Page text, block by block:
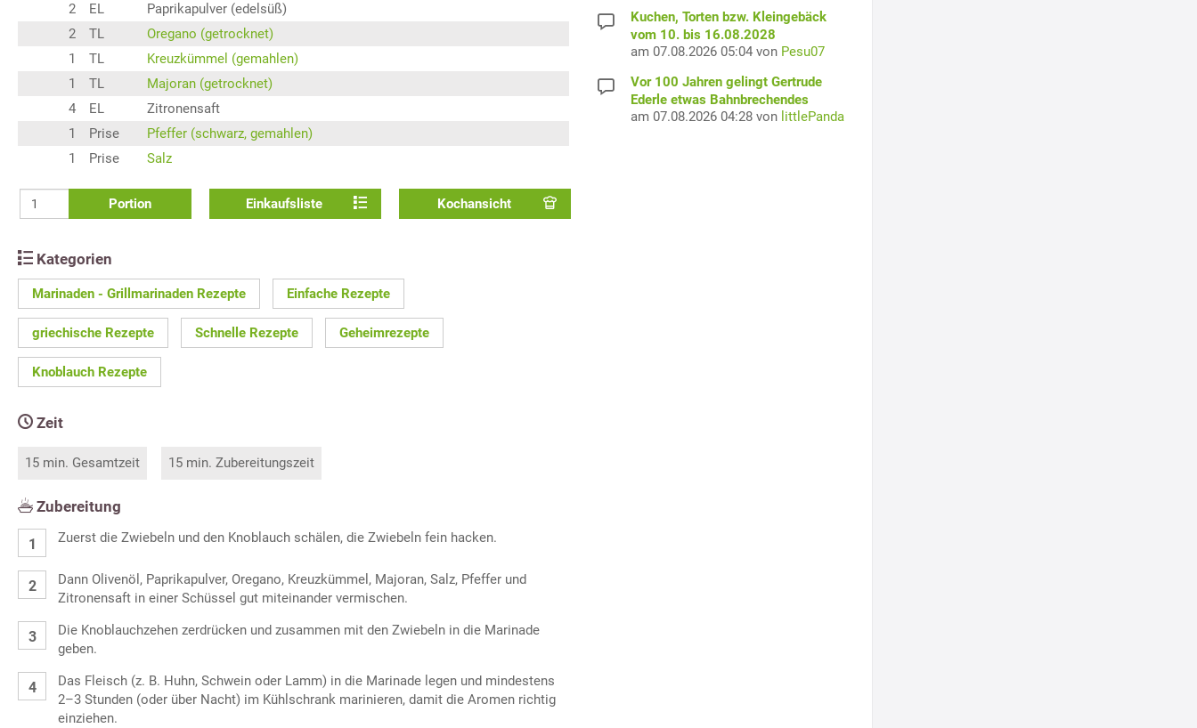
2
EL
Paprikapulver (edelsüß)
2
TL
Oregano (getrocknet)
1
TL
Kreuzkümmel (gemahlen)
1
TL
Majoran (getrocknet)
4
EL
Zitronensaft
1
Prise
Pfeffer (schwarz, gemahlen)
1
Prise Salz
Portion Einkaufsliste Kochansicht
Kategorien
Marinaden - Grillmarinaden Rezepte Einfache Rezepte
griechische Rezepte Schnelle Rezepte Geheimrezepte
Knoblauch Rezepte
Zeit
15 min. Gesamtzeit 15 min. Zubereitungszeit
Zubereitung
Zuerst die Zwiebeln und den Knoblauch schälen, die Zwiebeln fein hacken.
Dann Olivenöl, Paprikapulver, Oregano, Kreuzkümmel, Majoran, Salz, Pfeffer und
Zitronensaft in einer Schüssel gut miteinander vermischen.
Die Knoblauchzehen zerdrücken und zusammen mit den Zwiebeln in die Marinade
geben.
Das Fleisch (z. B. Huhn, Schwein oder Lamm) in die Marinade legen und mindestens
2–3 Stunden (oder über Nacht) im Kühlschrank marinieren, damit die Aromen richtig
einziehen.
Kuchen, Torten bzw. Kleingebäck
vom 10. bis 16.08.2028
am 07.08.2026 05:04 von Pesu07
Vor 100 Jahren gelingt Gertrude
Ederle etwas Bahnbrechendes
am 07.08.2026 04:28 von littlePanda